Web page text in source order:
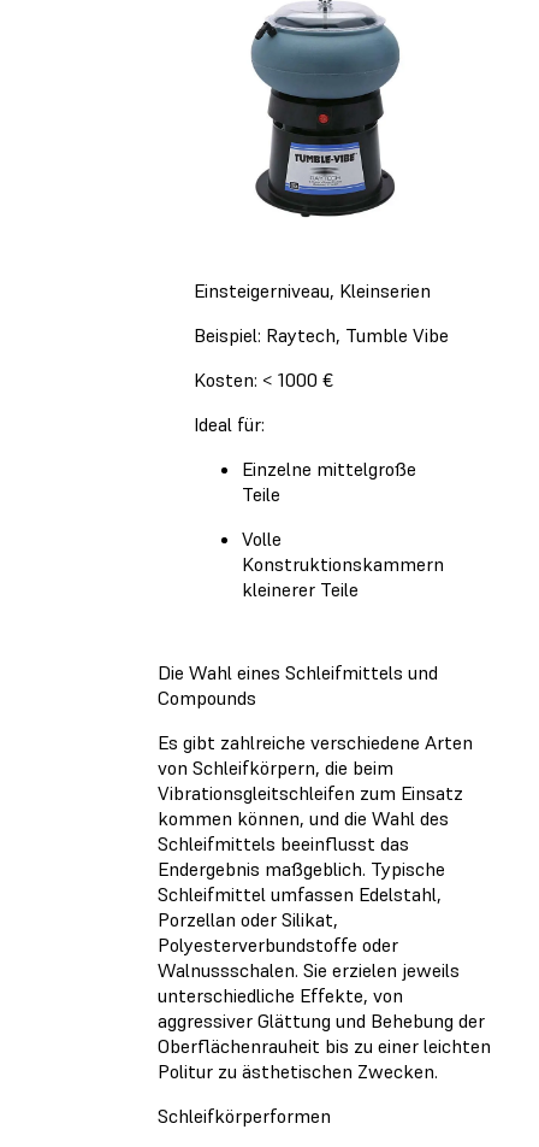
Einsteigerniveau, Kleinserien
Beispiel: Raytech, Tumble Vibe
Kosten: < 1000 €
Ideal für:
Einzelne mittelgroße
Teile
Volle
Konstruktionskammern
kleinerer Teile
Die Wahl eines Schleifmittels und
Compounds
Es gibt zahlreiche verschiedene Arten
von Schleifkörpern, die beim
Vibrationsgleitschleifen zum Einsatz
kommen können, und die Wahl des
Schleifmittels beeinflusst das
Endergebnis maßgeblich. Typische
Schleifmittel umfassen Edelstahl,
Porzellan oder Silikat,
Polyesterverbundstoffe oder
Walnussschalen. Sie erzielen jeweils
unterschiedliche Effekte, von
aggressiver Glättung und Behebung der
Oberflächenrauheit bis zu einer leichten
Politur zu ästhetischen Zwecken.
Schleifkörperformen